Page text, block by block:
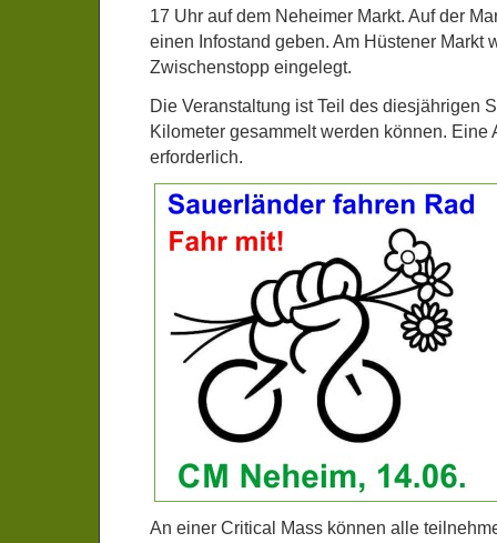
17 Uhr auf dem Neheimer Markt. Auf der
einen Infostand geben. Am Hüstener Markt
Zwischenstopp eingelegt.
Die Veranstaltung ist Teil des diesjährigen
Kilometer gesammelt werden können. Eine
erforderlich.
An einer Critical Mass können alle